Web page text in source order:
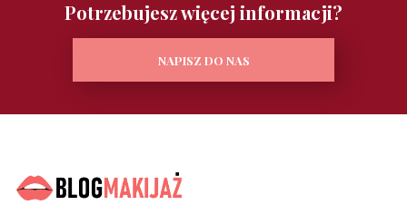
Potrzebujesz więcej informacji?
NAPISZ DO NAS